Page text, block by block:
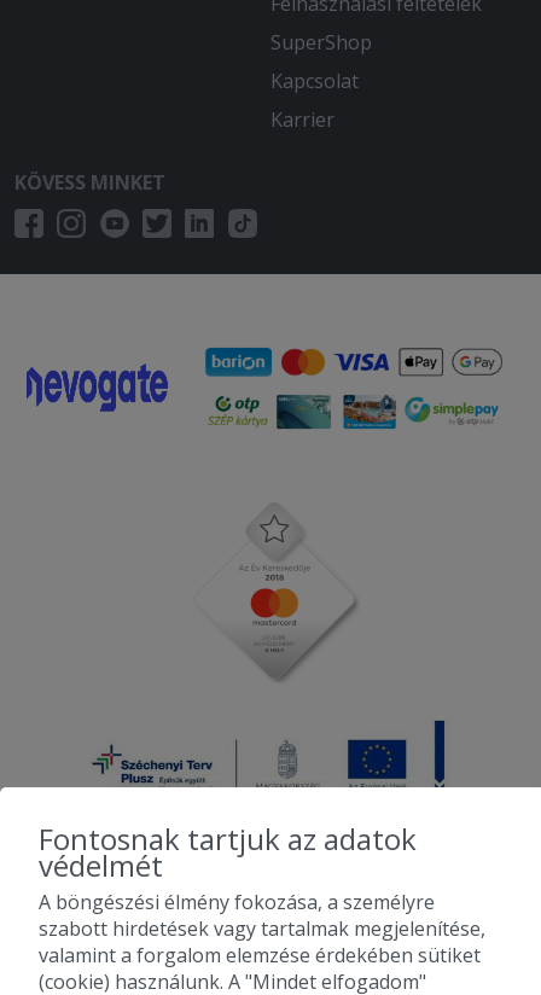
SuperShop
Kapcsolat
Karrier
KÖVESS MINKET
2010-2026 Copyright - Falatozz.hu - Diston-line Kft.
Pizza, gyros, hamburger, menük kedvező áron, egy helyen az összes
étterem ajánlata.
Fontosnak tartjuk az adatok
védelmét
A böngészési élmény fokozása, a személyre
szabott hirdetések vagy tartalmak megjelenítése,
valamint a forgalom elemzése érdekében sütiket
(cookie) használunk. A "Mindet elfogadom"